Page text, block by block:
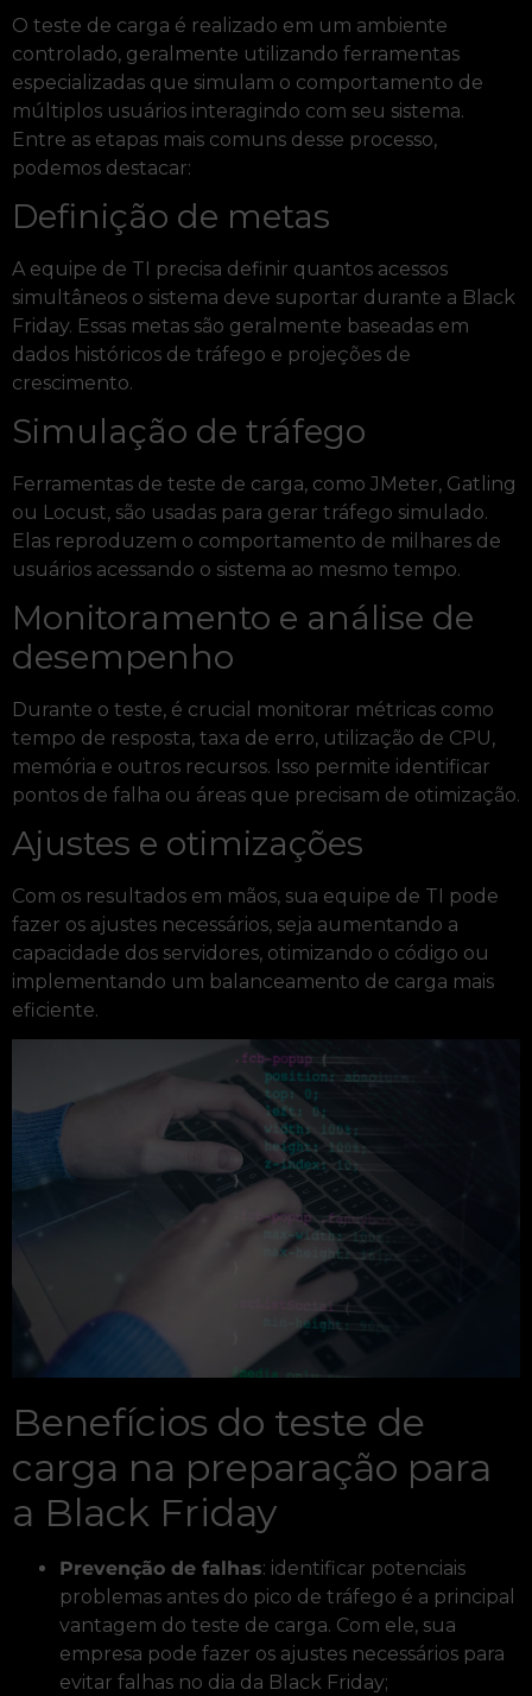
O teste de carga é realizado em um ambiente
controlado, geralmente utilizando ferramentas
especializadas que simulam o comportamento de
múltiplos usuários interagindo com seu sistema.
Entre as etapas mais comuns desse processo,
podemos destacar:
Definição de metas
A equipe de TI precisa definir quantos acessos
simultâneos o sistema deve suportar durante a Black
Friday. Essas metas são geralmente baseadas em
dados históricos de tráfego e projeções de
crescimento.
Simulação de tráfego
Ferramentas de teste de carga, como JMeter, Gatling
ou Locust, são usadas para gerar tráfego simulado.
Elas reproduzem o comportamento de milhares de
usuários acessando o sistema ao mesmo tempo.
Monitoramento e análise de
desempenho
Durante o teste, é crucial monitorar métricas como
tempo de resposta, taxa de erro, utilização de CPU,
memória e outros recursos. Isso permite identificar
pontos de falha ou áreas que precisam de otimização.
Ajustes e otimizações
Com os resultados em mãos, sua equipe de TI pode
fazer os ajustes necessários, seja aumentando a
capacidade dos servidores, otimizando o código ou
implementando um balanceamento de carga mais
eficiente.
Benefícios do teste de
carga na preparação para
a Black Friday
Prevenção de falhas: identificar potenciais
problemas antes do pico de tráfego é a principal
vantagem do teste de carga. Com ele, sua
empresa pode fazer os ajustes necessários para
evitar falhas no dia da Black Friday;